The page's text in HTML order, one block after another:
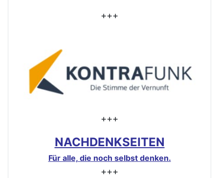
+++
+++
NACHDENKSEITEN
Für alle, die noch selbst denken.
+++